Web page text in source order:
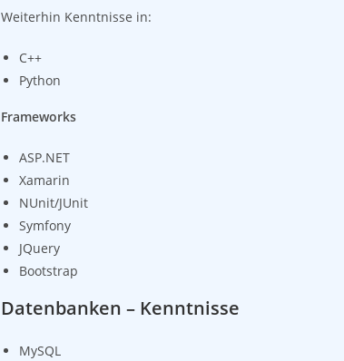
Weiterhin Kenntnisse in:
C++
Python
Frameworks
ASP.NET
Xamarin
NUnit/JUnit
Symfony
JQuery
Bootstrap
Datenbanken – Kenntnisse
MySQL